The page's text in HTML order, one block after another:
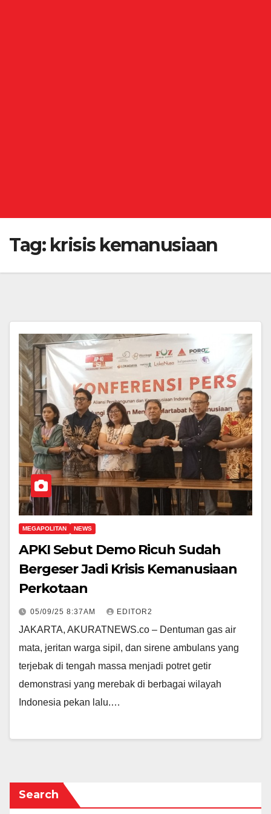
Tag: krisis kemanusiaan
MEGAPOLITAN NEWS
APKI Sebut Demo Ricuh Sudah
Bergeser Jadi Krisis Kemanusiaan
Perkotaan
05/09/25 8:37AM EDITOR2
JAKARTA, AKURATNEWS.co – Dentuman gas air
mata, jeritan warga sipil, dan sirene ambulans yang
terjebak di tengah massa menjadi potret getir
demonstrasi yang merebak di berbagai wilayah
Indonesia pekan lalu.…
Search